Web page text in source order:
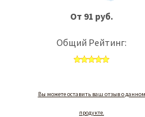
От 91 руб.
Общий Рейтинг:
Вы можете оставить ваш отзыв о данном
продукте.